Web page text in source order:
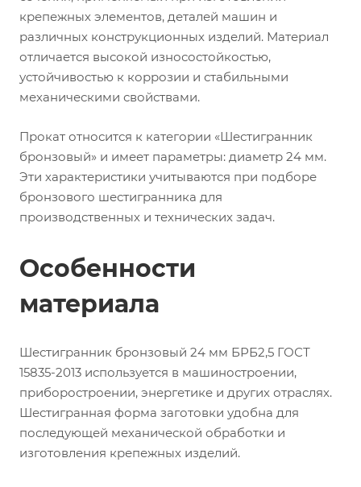
крепежных элементов, деталей машин и
различных конструкционных изделий. Материал
отличается высокой износостойкостью,
устойчивостью к коррозии и стабильными
механическими свойствами.
Прокат относится к категории «Шестигранник
бронзовый» и имеет параметры: диаметр 24 мм.
Эти характеристики учитываются при подборе
бронзового шестигранника для
производственных и технических задач.
Особенности
материала
Шестигранник бронзовый 24 мм БРБ2,5 ГОСТ
15835-2013 используется в машиностроении,
приборостроении, энергетике и других отраслях.
Шестигранная форма заготовки удобна для
последующей механической обработки и
изготовления крепежных изделий.